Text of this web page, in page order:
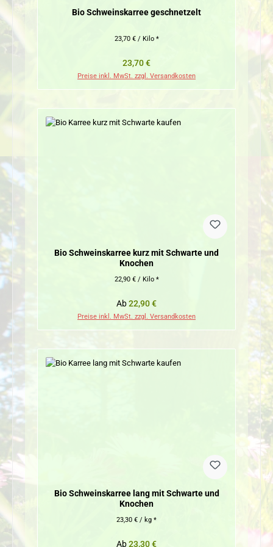
Bio Schweinskarree geschnetzelt
23,70 € / Kilo *
Regulärer Preis:
23,70 €
Preise inkl. MwSt. zzgl. Versandkosten
Bio Schweinskarree kurz mit Schwarte und
Knochen
22,90 € / Kilo *
Regulärer Preis:
Ab22,90 €
Preise inkl. MwSt. zzgl. Versandkosten
Bio Schweinskarree lang mit Schwarte und
Knochen
23,30 € / kg *
Regulärer Preis:
Ab23,30 €